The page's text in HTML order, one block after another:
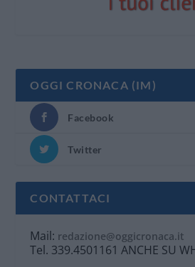
OGGI CRONACA (IM)
Facebook
Twitter
CONTATTACI
Mail: redazione@oggicronaca.it
Tel. 339.4501161 ANCHE SU